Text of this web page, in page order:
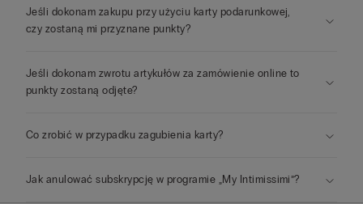
Jeśli dokonam zakupu przy użyciu karty podarunkowej,
czy zostaną mi przyznane punkty?
Jeśli dokonam zwrotu artykułów za zamówienie online to
punkty zostaną odjęte?
Co zrobić w przypadku zagubienia karty?
Jak anulować subskrypcję w programie „My Intimissimi”?